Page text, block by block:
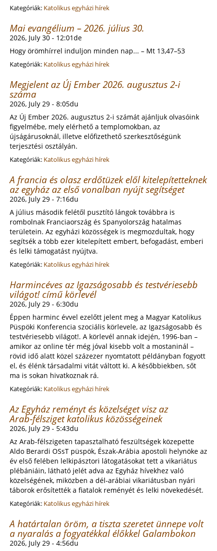
Kategóriák: Katolikus egyházi hírek
Mai evangélium – 2026. július 30.
2026, July 30 - 12:01de
Hogy örömhírrel induljon minden nap... – Mt 13,47–53
Kategóriák: Katolikus egyházi hírek
Megjelent az Új Ember 2026. augusztus 2-i
száma
2026, July 29 - 8:05du
Az Új Ember 2026. augusztus 2-i számát ajánljuk olvasóink
figyelmébe, mely elérhető a templomokban, az
újságárusoknál, illetve előfizethető szerkesztőségünk
terjesztési osztályán.
Kategóriák: Katolikus egyházi hírek
A francia és olasz erdőtüzek elől kitelepítetteknek
az egyház az első vonalban nyújt segítséget
2026, July 29 - 7:16du
A július második felétől pusztító lángok továbbra is
rombolnak Franciaország és Spanyolország hatalmas
területein. Az egyházi közösségek is megmozdultak, hogy
segítsék a több ezer kitelepített embert, befogadást, emberi
és lelki támogatást nyújtva.
Kategóriák: Katolikus egyházi hírek
Harmincéves az Igazságosabb és testvériesebb
világot! című körlevél
2026, July 29 - 6:30du
Éppen harminc évvel ezelőtt jelent meg a Magyar Katolikus
Püspöki Konferencia szociális körlevele, az Igazságosabb és
testvériesebb világot!. A körlevél annak idején, 1996-ban –
amikor az online tér még jóval kisebb volt a mostaninál –
rövid idő alatt közel százezer nyomtatott példányban fogyott
el, és élénk társadalmi vitát váltott ki. A későbbiekben, sőt
ma is sokan hivatkoznak rá.
Kategóriák: Katolikus egyházi hírek
Az Egyház reményt és közelséget visz az
Arab‑félsziget katolikus közösségeinek
2026, July 29 - 5:43du
Az Arab‑félszigeten tapasztalható feszültségek közepette
Aldo Berardi OSsT püspök, Észak‑Arábia apostoli helynöke az
év első felében lelkipásztori látogatásokat tett a vikariátus
plébániáin, látható jelét adva az Egyház hívekhez való
közelségének, miközben a dél‑arábiai vikariátusban nyári
táborok erősítették a fiatalok reményét és lelki növekedését.
Kategóriák: Katolikus egyházi hírek
A határtalan öröm, a tiszta szeretet ünnepe volt
a nyaralás a fogyatékkal élőkkel Galambokon
2026, July 29 - 4:56du